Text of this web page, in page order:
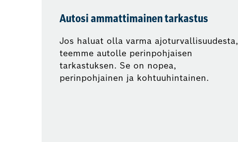
Autosi ammattimainen tarkastus
Jos haluat olla varma ajoturvallisuudesta,
teemme autolle perinpohjaisen
tarkastuksen. Se on nopea,
perinpohjainen ja kohtuuhintainen.